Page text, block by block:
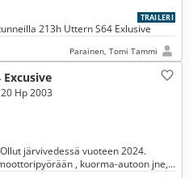
TRAILERI
Hieno ja harvinaisen pienillä käyttötunneilla 213h Uttern S64 Exlusive
Parainen, Tomi Tammi
Hp 2003
järvivedessä vuoteen 2024.
, kuorma-autoon jne,